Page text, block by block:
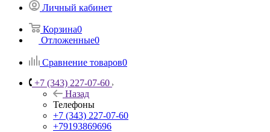
Личный кабинет
Корзина0
Отложенные0
Сравнение товаров0
+7 (343) 227-07-60
Назад
Телефоны
+7 (343) 227-07-60
+79193869696